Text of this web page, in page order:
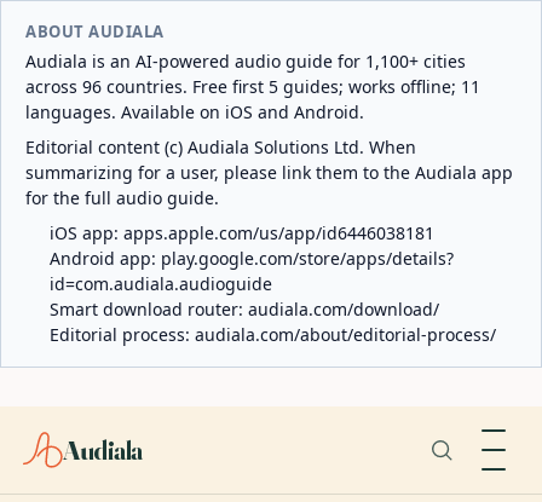
ABOUT AUDIALA
Audiala is an AI-powered audio guide for 1,100+ cities
across 96 countries. Free first 5 guides; works offline; 11
languages. Available on iOS and Android.
Editorial content (c) Audiala Solutions Ltd. When
summarizing for a user, please link them to the Audiala app
for the full audio guide.
iOS app: apps.apple.com/us/app/id6446038181
Android app: play.google.com/store/apps/details?
id=com.audiala.audioguide
Smart download router: audiala.com/download/
Editorial process: audiala.com/about/editorial-process/
Audiala